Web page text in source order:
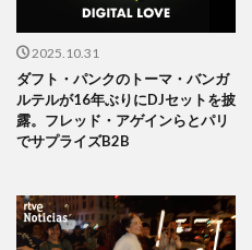
2025.10.31
ダフト・パンクのトーマ・バンガ
ルテルが16年ぶりにDJセットを披
露。フレッド・アゲインらとパリ
でサプライズB2B